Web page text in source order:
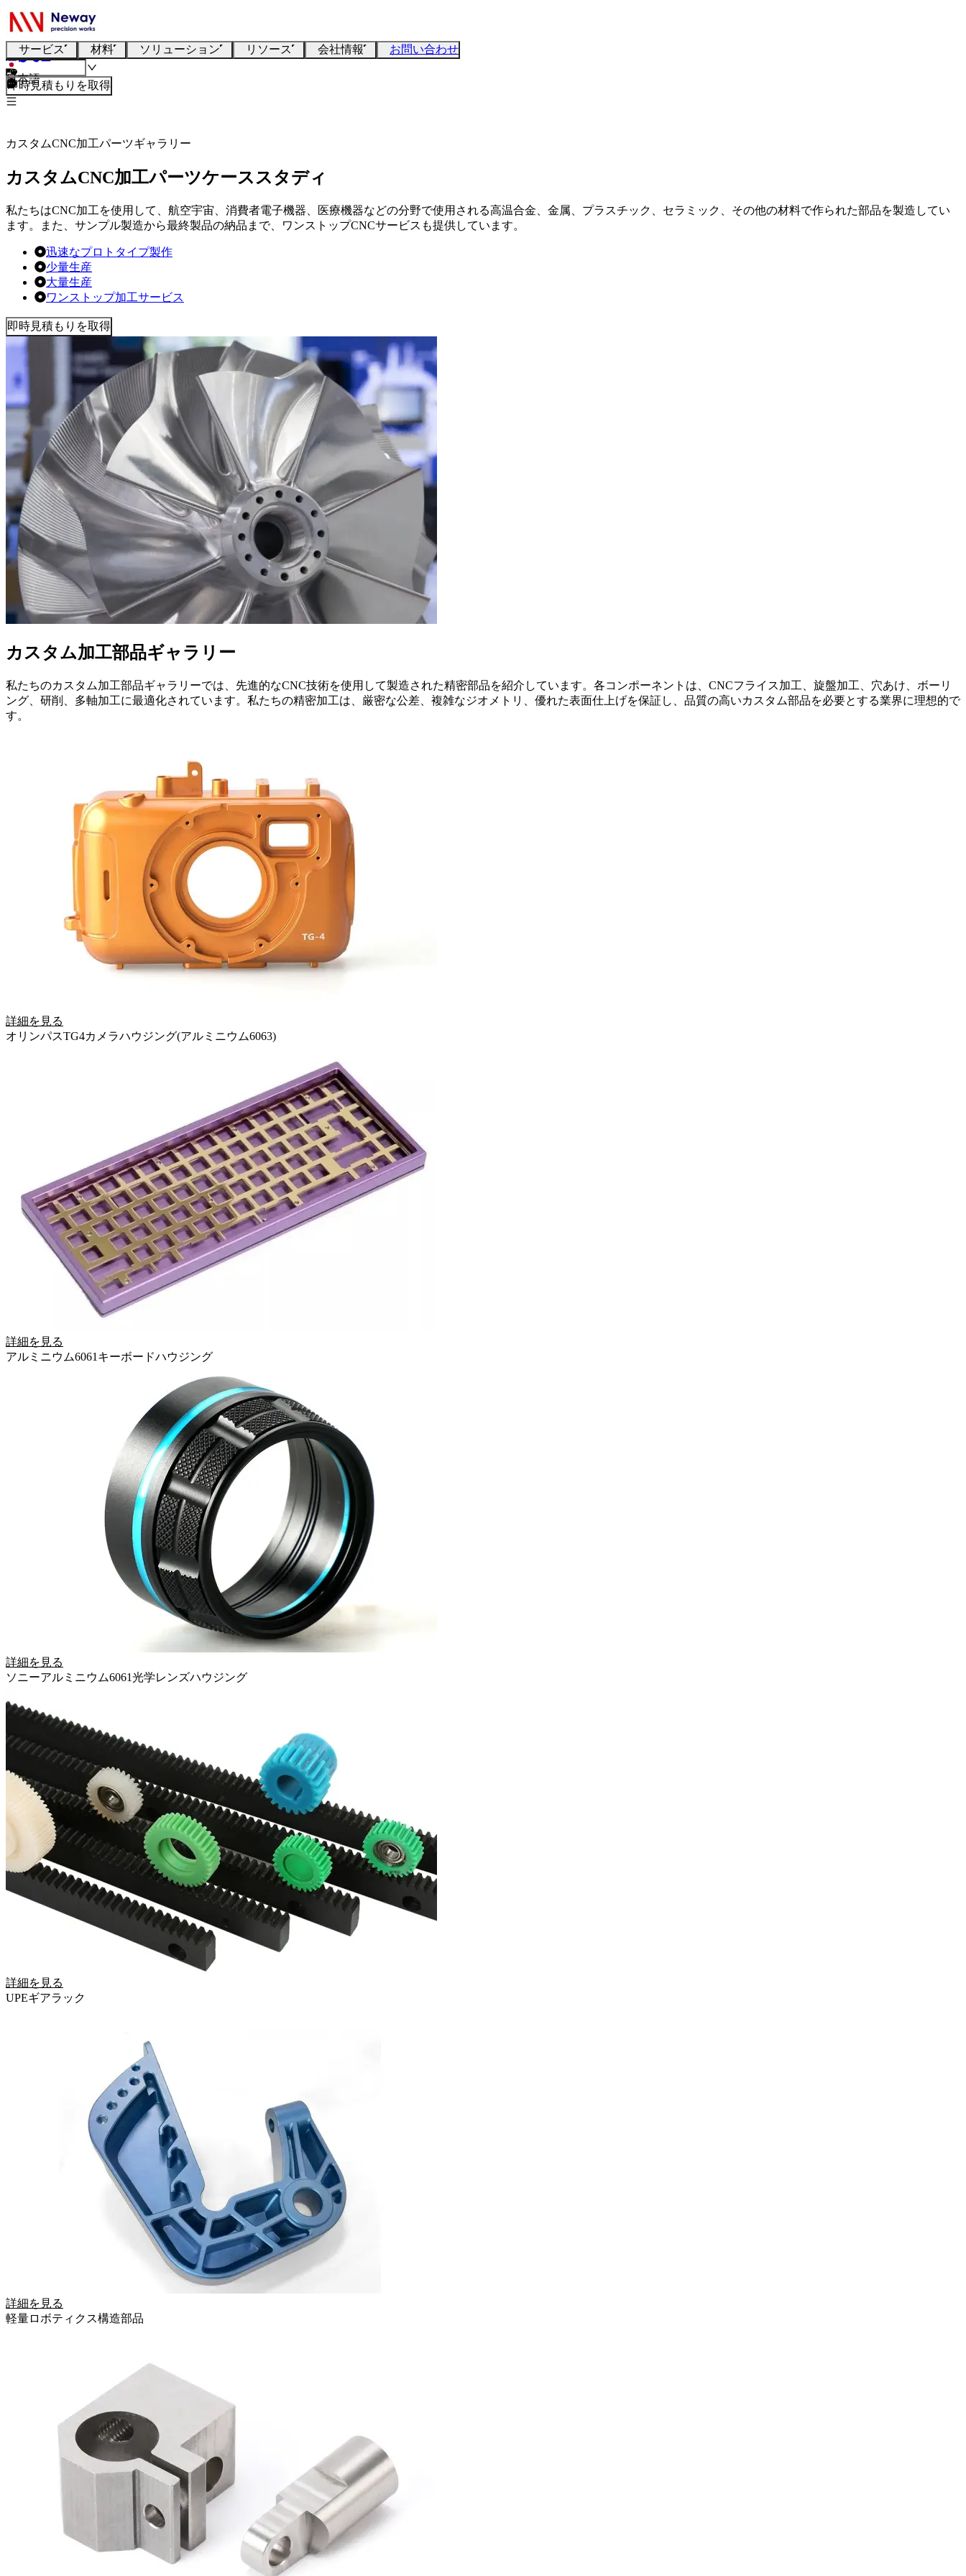
サービス 材料 ソリューション リソース 会社情報 お問い合わせ
日本語
即時見積もりを取得
カスタムCNC加工パーツギャラリー
カスタムCNC加工パーツケーススタディ
私たちはCNC加工を使用して、航空宇宙、消費者電子機器、医療機器などの分野で使用される高温合金、金属、プラスチック、セラミック、その他の材料で作られた部品を製造してい
ます。また、サンプル製造から最終製品の納品まで、ワンストップCNCサービスも提供しています。
迅速なプロトタイプ製作
少量生産
大量生産
ワンストップ加工サービス
即時見積もりを取得
カスタム加工部品ギャラリー
私たちのカスタム加工部品ギャラリーでは、先進的なCNC技術を使用して製造された精密部品を紹介しています。各コンポーネントは、CNCフライス加工、旋盤加工、穴あけ、ボーリ
ング、研削、多軸加工に最適化されています。私たちの精密加工は、厳密な公差、複雑なジオメトリ、優れた表面仕上げを保証し、品質の高いカスタム部品を必要とする業界に理想的で
す。
詳細を見る
オリンパスTG4カメラハウジング(アルミニウム6063)
詳細を見る
アルミニウム6061キーボードハウジング
詳細を見る
ソニーアルミニウム6061光学レンズハウジング
詳細を見る
UPEギアラック
詳細を見る
軽量ロボティクス構造部品